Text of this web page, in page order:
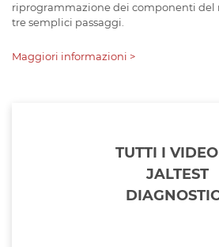
riprogrammazione dei componenti del
tre semplici passaggi.
Maggiori informazioni >
TUTTI I
JALTEST